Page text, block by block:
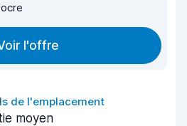
l'offre
de l'emplacement
moyen